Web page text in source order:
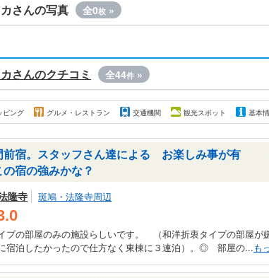
さんの写真 全0枚 »
さんのクチコミ 全44件 »
ピング グルメ・レストラン 交通機関 観光スポット 基本
前宿。スタッフさん達による お楽しみ事が有
宿の強みかな？
隆寺 斑鳩・法隆寺周辺
の部屋のみの施設らしいです。 （和洋折衷タイプの部屋
宿泊したかったので仕方なく東棟に３連泊）。◎ 部屋の...も